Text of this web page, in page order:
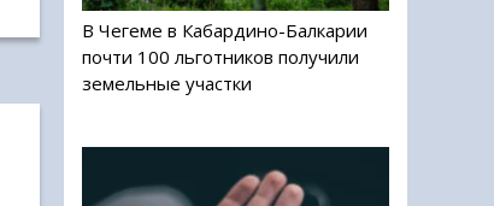
В Чегеме в Кабардино-Балкарии
почти 100 льготников получили
земельные участки